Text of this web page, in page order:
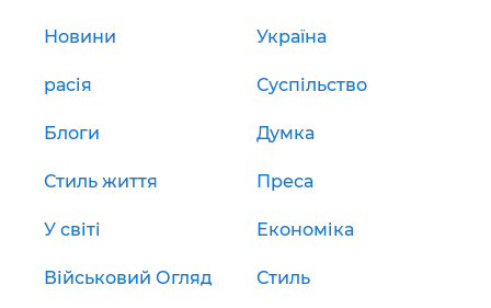
Новини Україна
расія Суспільство
Блоги Думка
Стиль життя Преса
У світі Економіка
Військовий Огляд Стиль